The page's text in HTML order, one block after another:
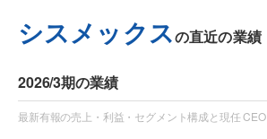
シスメックスの直近の業績
2026/3期の業績
最新有報の売上・利益・セグメント構成と現任 CEO